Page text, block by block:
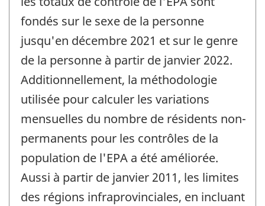
fondés sur le sexe de la personne
jusqu'en décembre 2021 et sur le genre
de la personne à partir de janvier 2022.
Additionnellement, la méthodologie
utilisée pour calculer les variations
mensuelles du nombre de résidents non-
permanents pour les contrôles de la
population de l'EPA a été améliorée.
Aussi à partir de janvier 2011, les limites
des régions infraprovinciales, en incluant